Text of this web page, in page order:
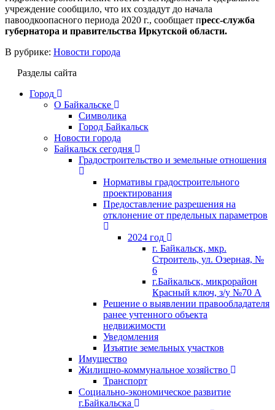
учреждение сообщило, что их создадут до начала
павоодкоопасного периода 2020 г., сообщает пресс-служба
губернатора и правительства Иркутской области.
В рубрике: Новости города
Разделы сайта
Город
О Байкальске
Символика
Город Байкальск
Новости города
Байкальск сегодня
Градостроительство и земельные отношения
Нормативы градостроительного
проектирования
Предоставление разрешения на
отклонение от предельных параметров
2024 год
г. Байкальск, мкр.
Строитель, ул. Озерная, №
6
г.Байкальск, микрорайон
Красный ключ, з/у №70 А
Решение о выявлении правообладателя
ранее учтенного объекта
недвижимости
Уведомления
Изъятие земельных участков
Имущество
Жилищно-коммунальное хозяйство
Транспорт
Социально-экономическое развитие
г.Байкальска